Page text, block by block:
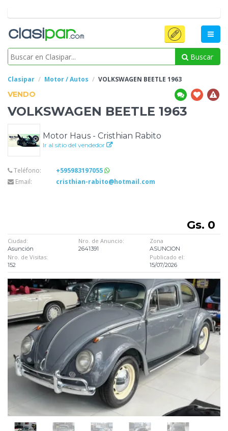
Buscar
Clasipar Motor / Autos VOLKSWAGEN BEETLE 1963
VENDO
VOLKSWAGEN BEETLE 1963
Motor Haus - Cristhian Rabito
Ir al sitio del vendedor
Teléfono:
+595983197055
Email:
cristhian-rabito@hotmail.com
Gs. 0
Ciudad:
Asunción
Nro. de Anuncio:
2641391
Zona
ASUNCION
Nro. de Visitas:
152
Publicado el:
15/07/2026